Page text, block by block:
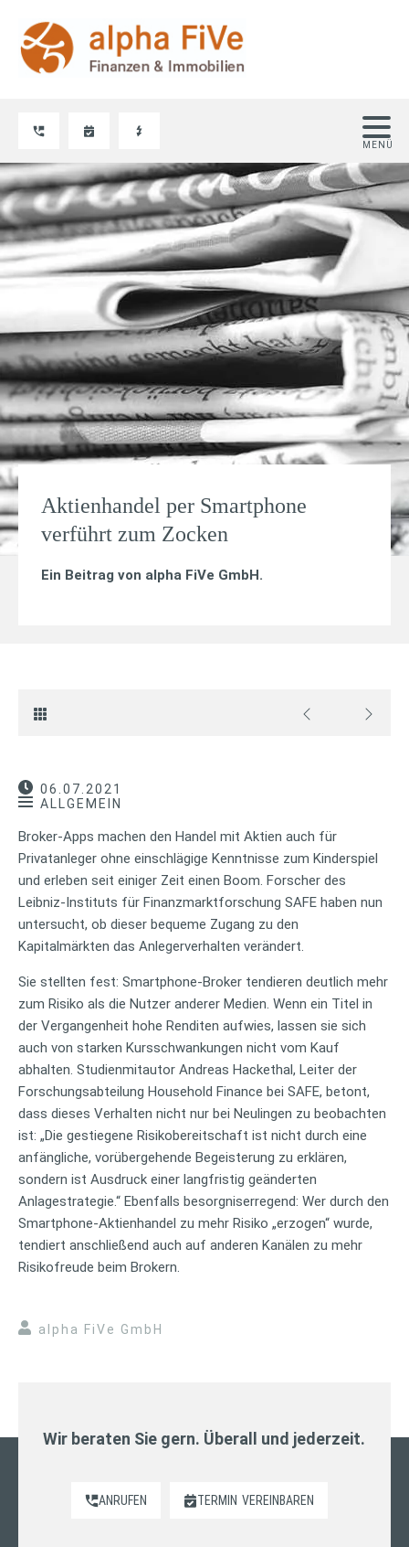
Aktienhandel per Smartphone
verführt zum Zocken
Ein Beitrag von alpha FiVe GmbH.
06.07.2021
ALLGEMEIN
Broker-Apps machen den Handel mit Aktien auch für
Privatanleger ohne einschlägige Kenntnisse zum Kinderspiel
und erleben seit einiger Zeit einen Boom. Forscher des
Leibniz-Instituts für Finanzmarktforschung SAFE haben nun
untersucht, ob dieser bequeme Zugang zu den
Kapitalmärkten das Anlegerverhalten verändert.
Sie stellten fest: Smartphone-Broker tendieren deutlich mehr
zum Risiko als die Nutzer anderer Medien. Wenn ein Titel in
der Vergangenheit hohe Renditen aufwies, lassen sie sich
auch von starken Kursschwankungen nicht vom Kauf
abhalten. Studienmitautor Andreas Hackethal, Leiter der
Forschungsabteilung Household Finance bei SAFE, betont,
dass dieses Verhalten nicht nur bei Neulingen zu beobachten
ist: „Die gestiegene Risikobereitschaft ist nicht durch eine
anfängliche, vorübergehende Begeisterung zu erklären,
sondern ist Ausdruck einer langfristig geänderten
Anlagestrategie.“ Ebenfalls besorgniserregend: Wer durch den
Smartphone-Aktienhandel zu mehr Risiko „erzogen“ wurde,
tendiert anschließend auch auf anderen Kanälen zu mehr
Risikofreude beim Brokern.
alpha FiVe GmbH
Wir beraten Sie gern. Überall und jederzeit.
ANRUFEN TERMIN VEREINBAREN